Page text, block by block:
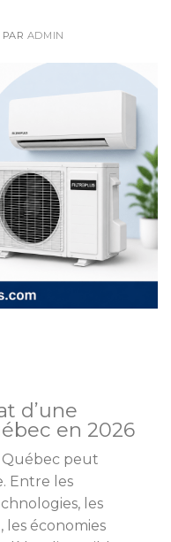
PAR ADMIN
d’une
en 2026
peut
Entre les
les
économies